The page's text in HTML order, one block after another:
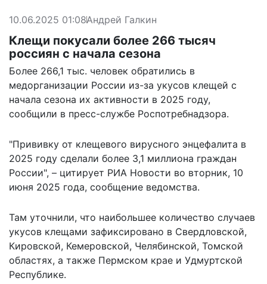
10.06.2025 01:08Андрей Галкин
Клещи покусали более 266 тысяч
россиян с начала сезона
Более 266,1 тыс. человек обратились в
медорганизации России из-за укусов клещей с
начала сезона их активности в 2025 году,
сообщили в пресс-службе Роспотребнадзора.
"Прививку от клещевого вирусного энцефалита в
2025 году сделали более 3,1 миллиона граждан
России", – цитирует РИА Новости во вторник, 10
июня 2025 года, сообщение ведомства.
Там уточнили, что наибольшее количество случаев
укусов клещами зафиксировано в Свердловской,
Кировской, Кемеровской, Челябинской, Томской
областях, а также Пермском крае и Удмуртской
Республике.